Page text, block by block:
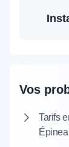
Vos
Tarifs